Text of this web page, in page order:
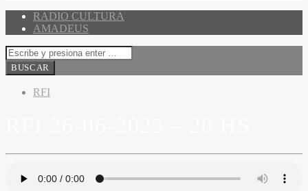
RADIO CULTURA
AMADEUS
RFI